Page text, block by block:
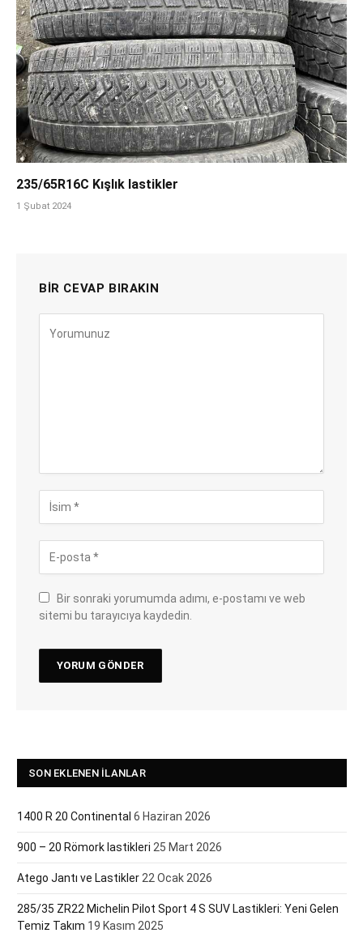
235/65R16C Kışlık lastikler
1 Şubat 2024
BIR CEVAP BIRAKIN
Bir sonraki yorumumda adımı, e-postamı ve web
sitemi bu tarayıcıya kaydedin.
SON EKLENEN İLANLAR
1400 R 20 Continental 6 Haziran 2026
900 – 20 Römork lastikleri 25 Mart 2026
Atego Jantı ve Lastikler 22 Ocak 2026
285/35 ZR22 Michelin Pilot Sport 4 S SUV Lastikleri: Yeni Gelen
Temiz Takım 19 Kasım 2025